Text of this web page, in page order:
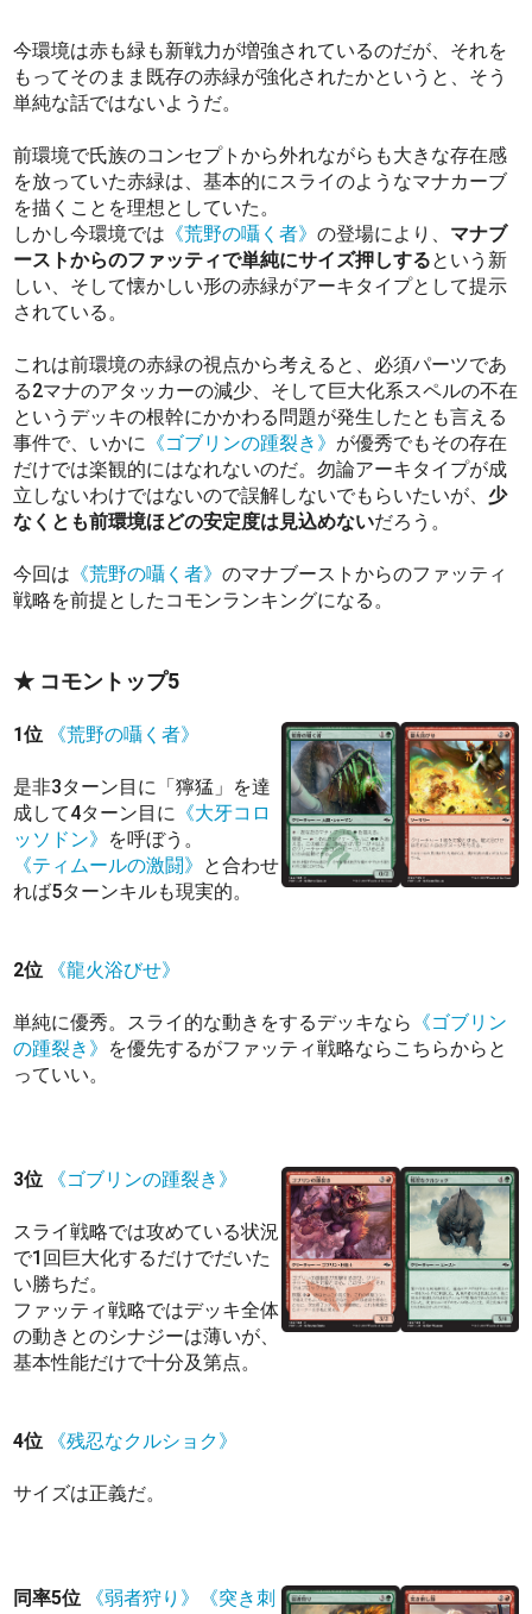
今環境は赤も緑も新戦力が増強されているのだが、それを
もってそのまま既存の赤緑が強化されたかというと、そう
単純な話ではないようだ。
前環境で氏族のコンセプトから外れながらも大きな存在感
を放っていた赤緑は、基本的にスライのようなマナカーブ
を描くことを理想としていた。
しかし今環境では 《荒野の囁く者》の登場により、 マナブ
ーストからのファッティで単純にサイズ押しするという新
しい、そして懐かしい形の赤緑がアーキタイプとして提示
されている。
これは前環境の赤緑の視点から考えると、必須パーツであ
る2マナのアタッカーの減少、そして巨大化系スペルの不在
というデッキの根幹にかかわる問題が発生したとも言える
事件で、いかに 《ゴブリンの踵裂き》 が優秀でもその存在
だけでは楽観的にはなれないのだ。勿論アーキタイプが成
立しないわけではないので誤解しないでもらいたいが、 少
なくとも前環境ほどの安定度は見込めないだろう。
今回は 《荒野の囁く者》のマナブーストからのファッティ
戦略を前提としたコモンランキングになる。
★ コモントップ5
1位 《荒野の囁く者》
是非3ターン目に「獰猛」を達
成して4ターン目に 《大牙コロ
ッソドン》 を呼ぼう。
《ティムールの激闘》 と合わせ
れば5ターンキルも現実的。
2位 《龍火浴びせ》
単純に優秀。スライ的な動きをするデッキなら 《ゴブリン
の踵裂き》 を優先するがファッティ戦略ならこちらからと
っていい。
3位 《ゴブリンの踵裂き》
スライ戦略では攻めている状況
で1回巨大化するだけでだいた
い勝ちだ。
ファッティ戦略ではデッキ全体
の動きとのシナジーは薄いが、
基本性能だけで十分及第点。
4位 《残忍なクルショク》
サイズは正義だ。
同率5位 《弱者狩り》
《突き刺